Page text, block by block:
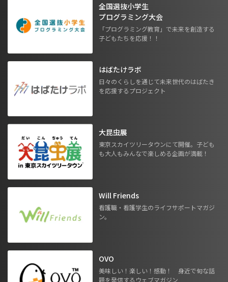
全国選抜小学生
プログラミング大会
「プログラミング教育」で未来を創造する
子どもたちを応援！！
はばたけラボ
日々のくらしを通じて未来世代のはばたき
を応援するプロジェクト
大昆虫展
東京スカイツリータウンにて開催。子ども
も大人もみんなで楽しめる企画が満載！
Will Friends
看護職・看護学生のライフサポートマガジ
ン。
OVO
美味しい！楽しい！感動！ 身近で旬な話
題を発信するウェブマガジン